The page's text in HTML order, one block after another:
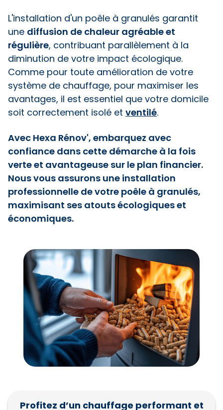
L'installation d'un poêle à granulés garantit
une diffusion de chaleur agréable et
régulière, contribuant parallèlement à la
diminution de votre impact écologique.
Comme pour toute amélioration de votre
système de chauffage, pour maximiser les
avantages, il est essentiel que votre domicile
soit correctement isolé et ventilé.
Avec Hexa Rénov', embarquez avec
confiance dans cette démarche à la fois
verte et avantageuse sur le plan financier.
Nous vous assurons une installation
professionnelle de votre poêle à granulés,
maximisant ses atouts écologiques et
économiques.
Profitez d’un chauffage performant et